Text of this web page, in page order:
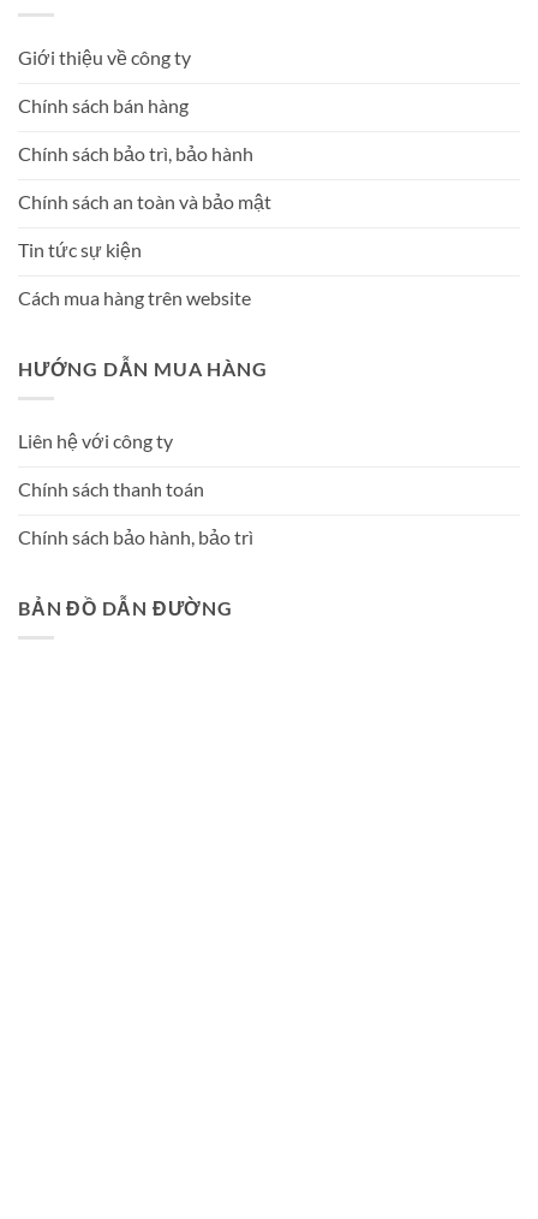
Giới thiệu về công ty
Chính sách bán hàng
Chính sách bảo trì, bảo hành
Chính sách an toàn và bảo mật
Tin tức sự kiện
Cách mua hàng trên website
HƯỚNG DẪN MUA HÀNG
Liên hệ với công ty
Chính sách thanh toán
Chính sách bảo hành, bảo trì
BẢN ĐỒ DẪN ĐƯỜNG